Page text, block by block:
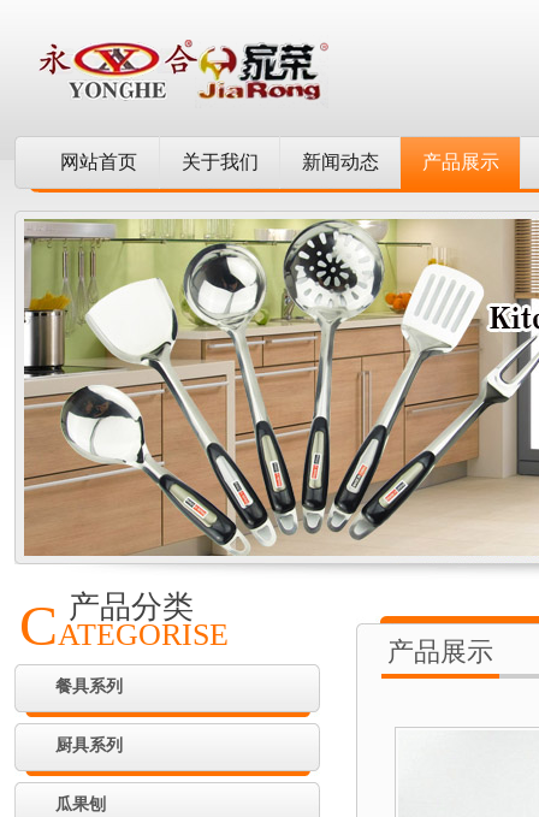
网站首页 关于我们 新闻动态 产品展示
产品分类
CATEGORISE
餐具系列
厨具系列
瓜果刨
产品展示